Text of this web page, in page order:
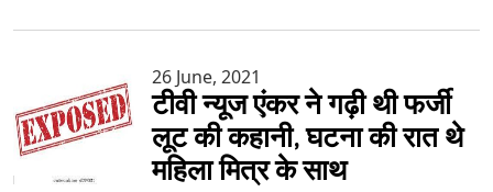
26 June, 2021
टीवी न्यूज एंकर ने गढ़ी थी फर्जी
लूट की कहानी, घटना की रात थे
महिला मित्र के साथ